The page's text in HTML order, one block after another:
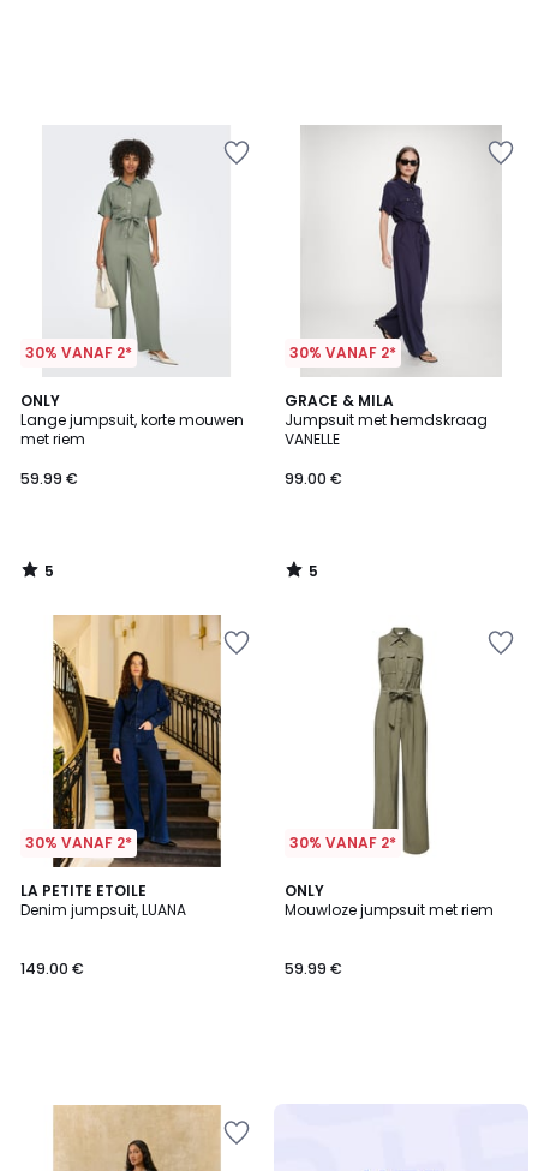
30% VANAF 2*
ONLY
Lange jumpsuit, korte mouwen
met riem
59.99 €
5
/
5
5
/
30% VANAF 2*
GRACE & MILA
Jumpsuit met hemdskraag
VANELLE
99.00 €
5
/
5
5
/
30% VANAF 2*
LA PETITE ETOILE
Denim jumpsuit, LUANA
149.00 €
30% VANAF 2*
ONLY
Mouwloze jumpsuit met riem
59.99 €